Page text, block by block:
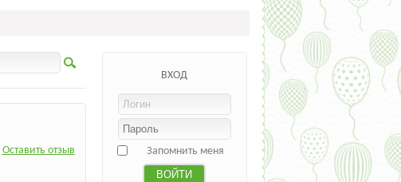
Оставить отзыв
ВХОД
Запомнить меня